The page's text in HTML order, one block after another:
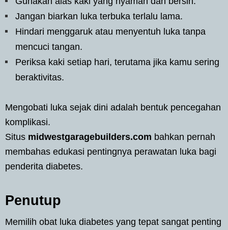
Jangan biarkan luka terbuka terlalu lama.
Hindari menggaruk atau menyentuh luka tanpa
mencuci tangan.
Periksa kaki setiap hari, terutama jika kamu sering
beraktivitas.
Mengobati luka sejak dini adalah bentuk pencegahan
komplikasi.
Situs midwestgaragebuilders.com bahkan pernah
membahas edukasi pentingnya perawatan luka bagi
penderita diabetes.
Penutup
Memilih obat luka diabetes yang tepat sangat penting